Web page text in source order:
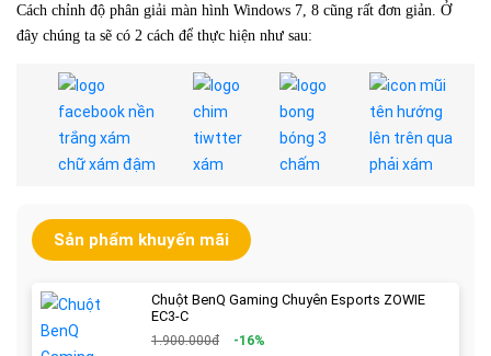
Cách chỉnh độ phân giải màn hình Windows 7, 8 cũng rất đơn giản. Ở
đây chúng ta sẽ có 2 cách để thực hiện như sau:
Sản phẩm khuyến mãi
Chuột BenQ Gaming Chuyên Esports ZOWIE
EC3-C
1.900.000đ -16%